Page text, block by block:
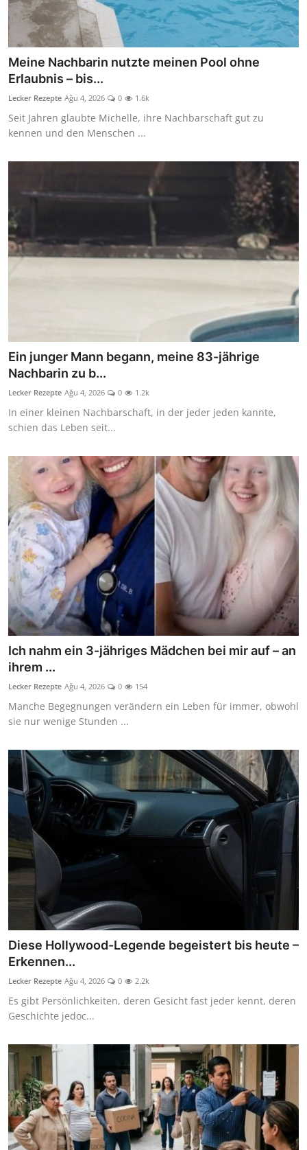
Meine Nachbarin nutzte meinen Pool ohne
Erlaubnis – bis...
Lecker Rezepte Ağu 4, 2026 0 1.6k
Seit Jahren glaubte Michelle, ihre Nachbarschaft gut zu
kennen und den Menschen ...
Ein junger Mann begann, meine 83-jährige
Nachbarin zu b...
Lecker Rezepte Ağu 4, 2026 0 1.2k
In einer kleinen Nachbarschaft, in der jeder jeden kannte,
schien das Leben seit...
Ich nahm ein 3-jähriges Mädchen bei mir auf – an
ihrem ...
Lecker Rezepte Ağu 4, 2026 0 154
Manche Begegnungen verändern ein Leben für immer, obwohl
sie nur wenige Stunden ...
Diese Hollywood-Legende begeistert bis heute –
Erkennen...
Lecker Rezepte Ağu 4, 2026 0 2.2k
Es gibt Persönlichkeiten, deren Gesicht fast jeder kennt, deren
Geschichte jedoc...